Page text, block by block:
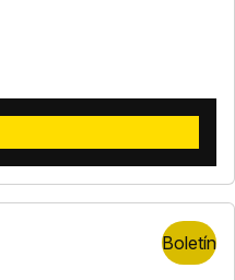
Boletín